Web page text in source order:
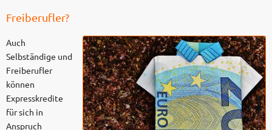
Freiberufler?
Auch
Selbständige und
Freiberufler
können
Expresskredite
für sich in
Anspruch